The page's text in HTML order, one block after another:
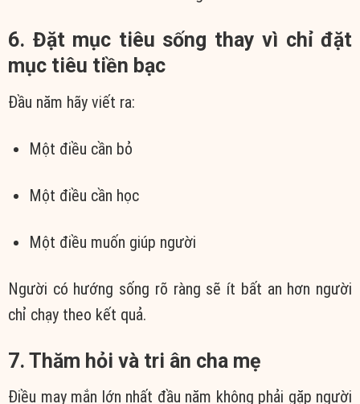
6. Đặt mục tiêu sống thay vì chỉ đặt
mục tiêu tiền bạc
Đầu năm hãy viết ra:
Một điều cần bỏ
Một điều cần học
Một điều muốn giúp người
Người có hướng sống rõ ràng sẽ ít bất an hơn người
chỉ chạy theo kết quả.
7. Thăm hỏi và tri ân cha mẹ
Điều may mắn lớn nhất đầu năm không phải gặp người